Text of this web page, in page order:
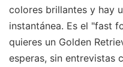
colores brillantes y hay
instantánea. Es el "fast
quieres un Golden
esperas, sin entrevistas